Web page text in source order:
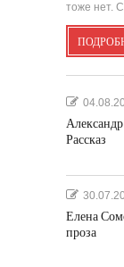
тоже нет.
Рассказ
Елена
проза